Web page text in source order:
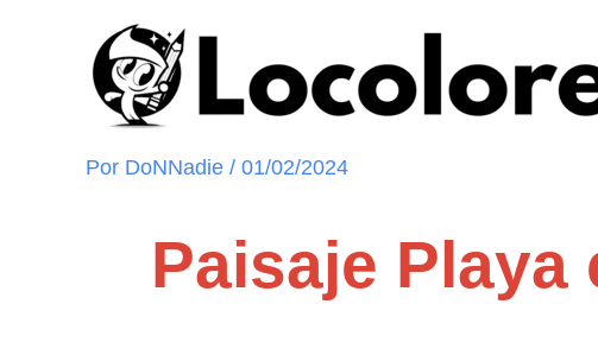
Por DoNNadie / 01/02/2024
Paisaje